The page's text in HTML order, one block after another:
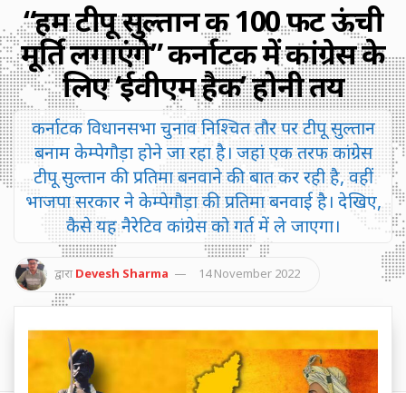
“हम टीपू सुल्तान की 100 फीट ऊंची
मूर्ति लगाएंगे” कर्नाटक में कांग्रेस के
लिए ‘ईवीएम हैक’ होनी तय
कर्नाटक विधानसभा चुनाव निश्चित तौर पर टीपू सुल्तान
बनाम केम्पेगौड़ा होने जा रहा है। जहां एक तरफ कांग्रेस
टीपू सुल्तान की प्रतिमा बनवाने की बात कर रही है, वहीं
भाजपा सरकार ने केम्पेगौड़ा की प्रतिमा बनवाई है। देखिए,
कैसे यह नैरेटिव कांग्रेस को गर्त में ले जाएगा।
द्वारा Devesh Sharma 14 November 2022